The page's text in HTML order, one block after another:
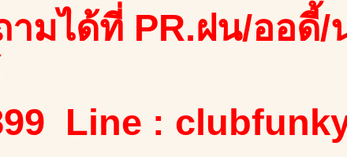
มได้ที่ PR.ฝน/ออดี้/
Line :